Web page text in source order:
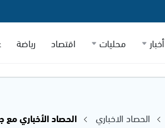
أخبار محليات اقتصاد رياضة
الحصاد الاخباري
الحصاد الأخباري مع